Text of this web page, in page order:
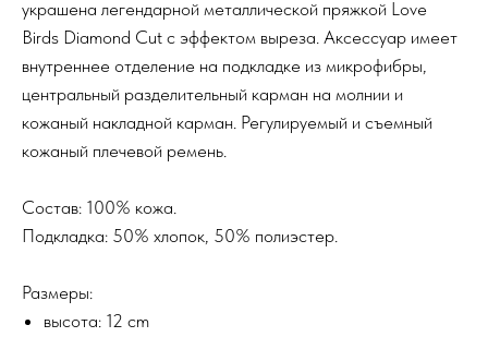
украшена легендарной металлической пряжкой Love
Birds Diamond Cut с эффектом выреза. Аксессуар имеет
внутреннее отделение на подкладке из микрофибры,
центральный разделительный карман на молнии и
кожаный накладной карман. Регулируемый и съемный
кожаный плечевой ремень.
Состав: 100% кожа.
Подкладка: 50% хлопок, 50% полиэстер.
Размеры:
высота: 12 cm